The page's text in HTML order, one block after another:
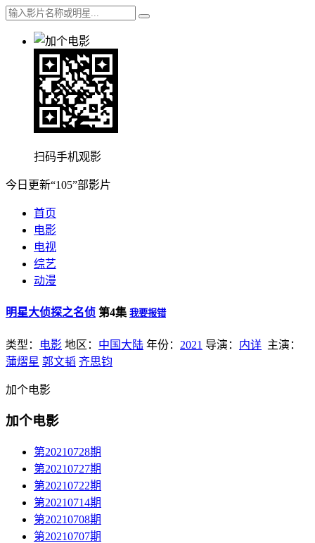
扫码手机观影
今日更新“105”部影片
首页
电影
电视
综艺
动漫
明星大侦探之名侦 第4集 我要报错
类型： 电影 地区： 中国大陆 年份： 2021 导演： 内详 主演：
蒲熠星 郭文韬 齐思钧
加个电影
加个电影
第20210728期
第20210727期
第20210722期
第20210714期
第20210708期
第20210707期